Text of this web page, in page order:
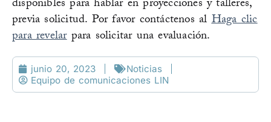
disponibles para hablar en proyecciones y talleres,
previa solicitud. Por favor contáctenos alHaga clic
para revelarpara solicitar una evaluación.
junio 20, 2023
Noticias
Equipo de comunicaciones LIN